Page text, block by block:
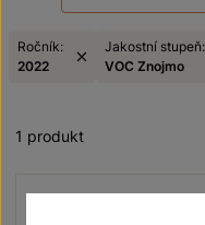
Ročník:
2022
Jakostní stupeň:
VOC Znojmo
1 produkt